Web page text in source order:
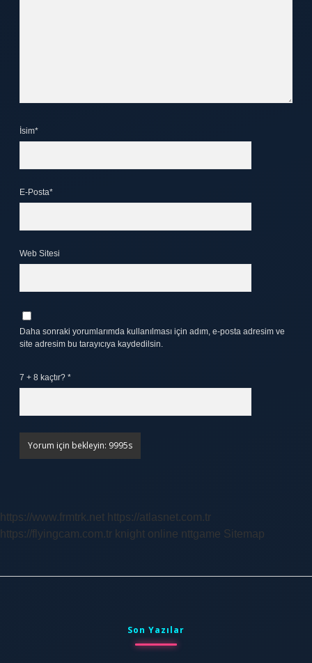
İsim*
E-Posta*
Web Sitesi
Daha sonraki yorumlarımda kullanılması için adım, e-posta adresim ve
site adresim bu tarayıcıya kaydedilsin.
7 + 8 kaçtır? *
https://www.frmtrk.net https://atlasnet.com.tr
https://flyingcam.com.tr knight online nttgame Sitemap
Son Yazılar